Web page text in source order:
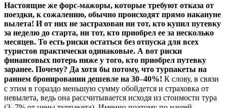
Настоящие же форс-мажоры, которые требуют отказа от
поездки, к сожалению, обычно происходят прямо накануне
вылета! И от них не застрахован ни тот, кто купил путевку
за неделю до старта, ни тот, кто приобрел ее за несколько
месяцев. То есть риски остаться без отпуска для всех
туристов практически одинаковые. А вот риски
финансовых потерь ниже у того, кто приобрел путевку
заранее. Почему? Да хотя бы потому, что турпакеты на
раннем бронировании дешевле на 30–40%! К слову, в связи
с этим в гораздо меньшую сумму обойдется и страховка от
невылета, ведь она рассчитывается исходя из стоимости тура